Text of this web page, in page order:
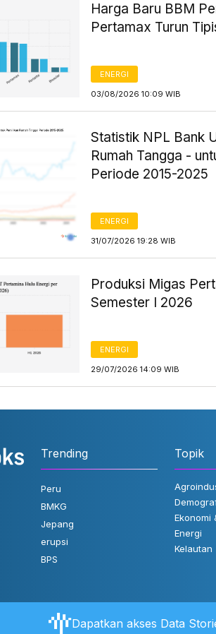
Harga Baru BBM
Pertamax Turun
ENERGI
03/08/2026 10:09 WIB
Statistik NPL Bank
Rumah Tangga -
Periode 2015-2025
ENERGI
31/07/2026 19:28 WIB
Produksi Migas
Semester I 2026
ENERGI
29/07/2026 14:09 WIB
Trending
Peru
BMKG
Jepang
erupsi
BPS
Topik
Ekonomi
Energi
Kelautan
Aturan Pengguna FAQ Hubungi Kami
Dapatkan akses Data